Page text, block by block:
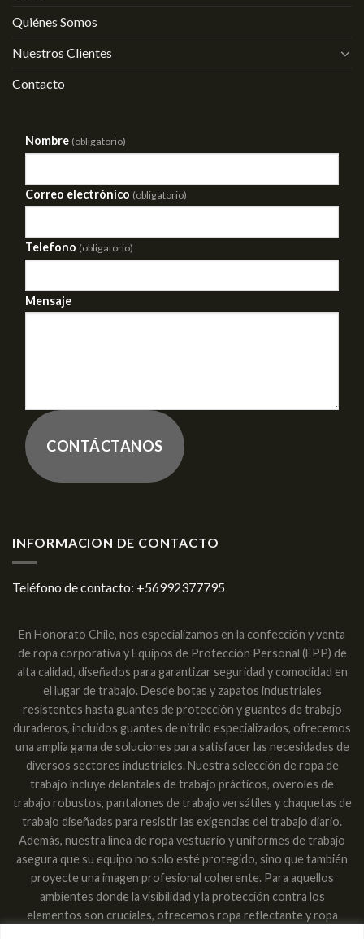
Quiénes Somos
Nuestros Clientes
Contacto
Nombre (obligatorio)
Correo electrónico (obligatorio)
Telefono (obligatorio)
Mensaje
CONTÁCTANOS
INFORMACION DE CONTACTO
Teléfono de contacto: +56992377795
En Honorato Chile, nos especializamos en la confección y venta
de ropa corporativa y Equipos de Protección Personal (EPP) de
alta calidad, diseñados para garantizar seguridad y comodidad en
el lugar de trabajo. Desde botas y zapatos industriales
resistentes hasta guantes de protección y guantes de trabajo
duraderos, incluidos guantes de nitrilo especializados, ofrecemos
una amplia gama de soluciones para satisfacer las necesidades de
diversos sectores industriales. Nuestra selección de ropa de
trabajo incluye delantales de trabajo prácticos, overoles de
trabajo robustos, pantalones de trabajo versátiles y chaquetas de
trabajo diseñadas para resistir las exigencias del trabajo diario.
Además, nuestra línea de ropa vestuario y uniformes de trabajo
asegura que su equipo no solo esté protegido, sino que también
proyecte una imagen profesional coherente. Para aquellos
ambientes donde la visibilidad y la protección contra los
elementos son cruciales, ofrecemos ropa reflectante y ropa